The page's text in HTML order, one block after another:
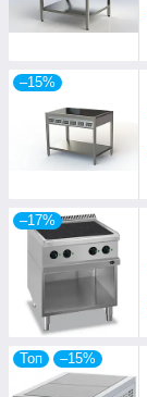
–15%
–17%
Топ –15%